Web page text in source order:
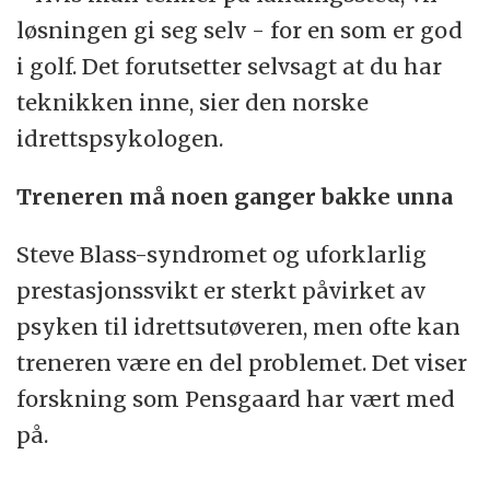
løsningen gi seg selv - for en som er god
i golf. Det forutsetter selvsagt at du har
teknikken inne, sier den norske
idrettspsykologen.
Treneren må noen ganger bakke unna
Steve Blass-syndromet og uforklarlig
prestasjonssvikt er sterkt påvirket av
psyken til idrettsutøveren, men ofte kan
treneren være en del problemet. Det viser
forskning som Pensgaard har vært med
på.